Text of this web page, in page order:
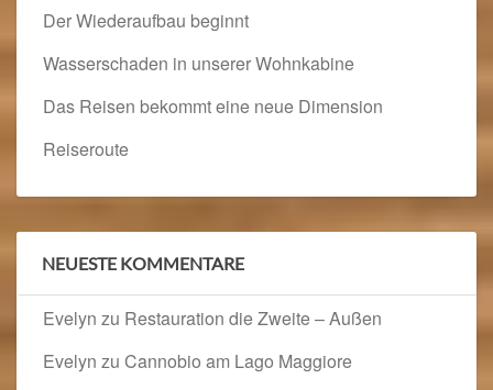
Der Wiederaufbau beginnt
Wasserschaden in unserer Wohnkabine
Das Reisen bekommt eine neue Dimension
Reiseroute
NEUESTE KOMMENTARE
Evelyn zu Restauration die Zweite – Außen
Evelyn zu Cannobio am Lago Maggiore